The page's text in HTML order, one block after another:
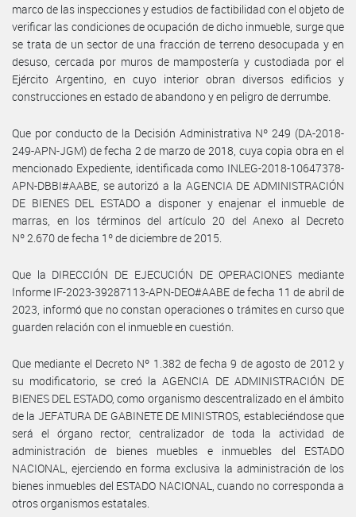
marco de las inspecciones y estudios de factibilidad con el objeto de
verificar las condiciones de ocupación de dicho inmueble, surge que
se trata de un sector de una fracción de terreno desocupada y en
desuso, cercada por muros de mampostería y custodiada por el
Ejército Argentino, en cuyo interior obran diversos edificios y
construcciones en estado de abandono y en peligro de derrumbe.
Que por conducto de la Decisión Administrativa Nº 249 (DA-2018-
249-APN-JGM) de fecha 2 de marzo de 2018, cuya copia obra en el
mencionado Expediente, identificada como INLEG-2018-10647378-
APN-DBBI#AABE, se autorizó a la AGENCIA DE ADMINISTRACIÓN
DE BIENES DEL ESTADO a disponer y enajenar el inmueble de
marras, en los términos del artículo 20 del Anexo al Decreto
Nº 2.670 de fecha 1º de diciembre de 2015.
Que la DIRECCIÓN DE EJECUCIÓN DE OPERACIONES mediante
Informe IF-2023-39287113-APN-DEO#AABE de fecha 11 de abril de
2023, informó que no constan operaciones o trámites en curso que
guarden relación con el inmueble en cuestión.
Que mediante el Decreto Nº 1.382 de fecha 9 de agosto de 2012 y
su modificatorio, se creó la AGENCIA DE ADMINISTRACIÓN DE
BIENES DEL ESTADO, como organismo descentralizado en el ámbito
de la JEFATURA DE GABINETE DE MINISTROS, estableciéndose que
será el órgano rector, centralizador de toda la actividad de
administración de bienes muebles e inmuebles del ESTADO
NACIONAL, ejerciendo en forma exclusiva la administración de los
bienes inmuebles del ESTADO NACIONAL, cuando no corresponda a
otros organismos estatales.